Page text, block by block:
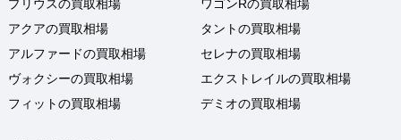
プリウスの買取相場
アクアの買取相場
アルファードの買取相場
ヴォクシーの買取相場
フィットの買取相場
ワゴンRの買取相場
タントの買取相場
セレナの買取相場
エクストレイルの買取相場
デミオの買取相場